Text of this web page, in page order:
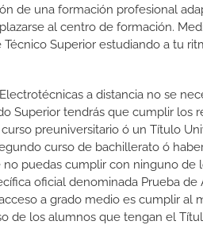
de una formación profesional
al centro de formación.
Superior estudiando a tu
a distancia no se
Superior tendrás que cumplir los
preuniversitario ó un Título
curso de bachillerato ó
puedas cumplir con ninguno
oficial denominada Prueba
a grado medio es cumplir al
de los alumnos que tengan el